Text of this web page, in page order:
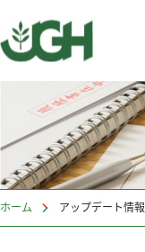
ホーム アップデート情報
>